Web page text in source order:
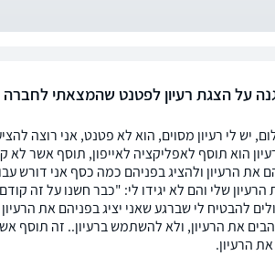
על הצגת רעיון לפטנט שהמצאתי לחברה
יש לי רעיון מסוים, הוא לא פטנט, אני רוצה
הוא תוסף לאפליקציה לאייפון, תוסף אשר לא
את הרעיון ולהציג בפניהם כמה כסף אני דורש
הרעיון שלי והם לא יגידו לי: "כבר חשנו על זה
להבטיח לי שברגע שאני יציג בפניהם את
את הרעיון, ולא להשתמש ברעיון.. זה תוסף
את הרעיון.